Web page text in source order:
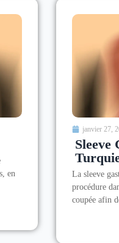
en
janvier 27,
Sleeve
La sleeve
procédure
coupée afin